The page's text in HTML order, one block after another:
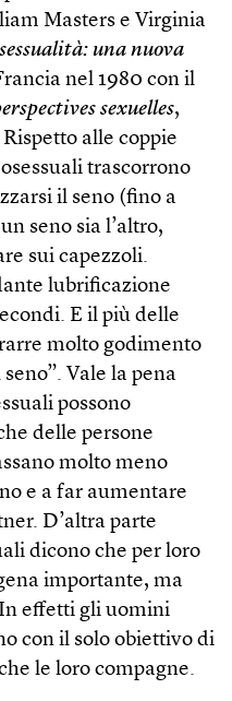
Masters e Virginia
una nuova
nel 1980 con il
sexuelles,
alle coppie
trascorrono
il seno (fino a
seno sia l’altro,
sui capezzoli.
lubrificazione
E il più delle
molto godimento
Vale la pena
possono
delle persone
molto meno
e a far aumentare
D’altra parte
dicono che per loro
importante, ma
effetti gli uomini
con il solo obiettivo di
le loro compagne.